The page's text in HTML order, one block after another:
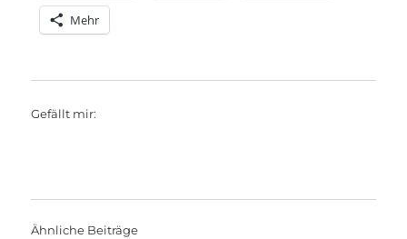
Mehr
Gefällt mir:
Ähnliche Beiträge